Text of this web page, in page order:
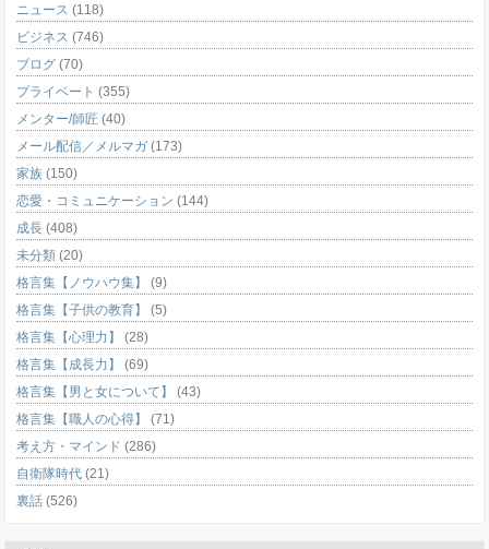
ニュース (118)
ビジネス (746)
ブログ (70)
プライベート (355)
メンター/師匠 (40)
メール配信／メルマガ (173)
家族 (150)
恋愛・コミュニケーション (144)
成長 (408)
未分類 (20)
格言集【ノウハウ集】
(9)
格言集【子供の教育】
(5)
格言集【心理力】
(28)
格言集【成長力】
(69)
格言集【男と女について】
(43)
格言集【職人の心得】
(71)
考え方・マインド (286)
自衛隊時代 (21)
裏話 (526)